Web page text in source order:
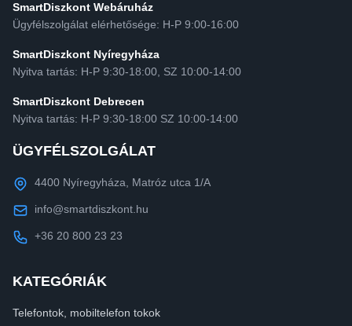
SmartDiszkont Webáruház
Ügyfélszolgálat elérhetősége: H-P 9:00-16:00
SmartDiszkont Nyíregyháza
Nyitva tartás: H-P 9:30-18:00, SZ 10:00-14:00
SmartDiszkont Debrecen
Nyitva tartás: H-P 9:30-18:00 SZ 10:00-14:00
ÜGYFÉLSZOLGÁLAT
4400 Nyíregyháza, Matróz utca 1/A
info@smartdiszkont.hu
+36 20 800 23 23
KATEGÓRIÁK
Telefontok, mobiltelefon tokok